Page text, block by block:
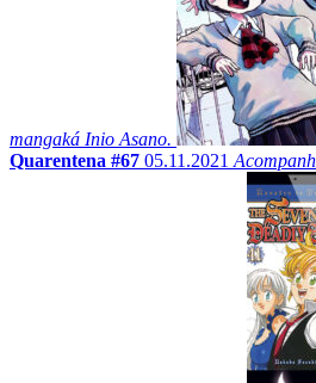
mangaká Inio Asano.
Quarentena #67 05.11.2021